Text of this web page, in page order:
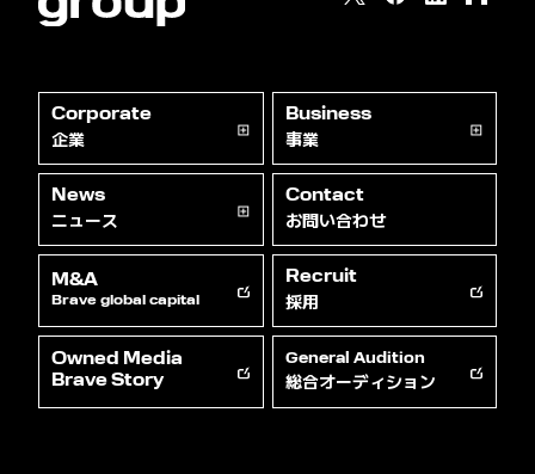
Corporate
企業
Business
事業
News
ニュース
Contact
お問い合わせ
M&A
Brave global capital
Recruit
採用
Owned Media
Brave Story
General Audition
総合オーディション